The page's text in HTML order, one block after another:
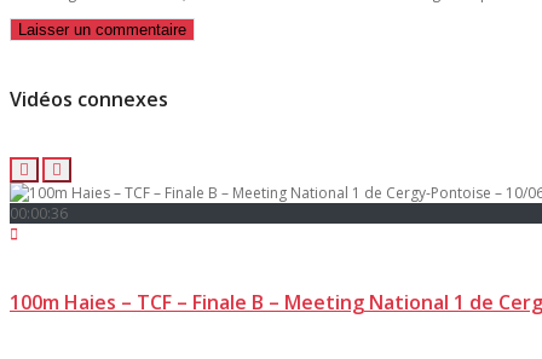
Vidéos connexes
00:00:36
100m Haies – TCF – Finale B – Meeting National 1 de